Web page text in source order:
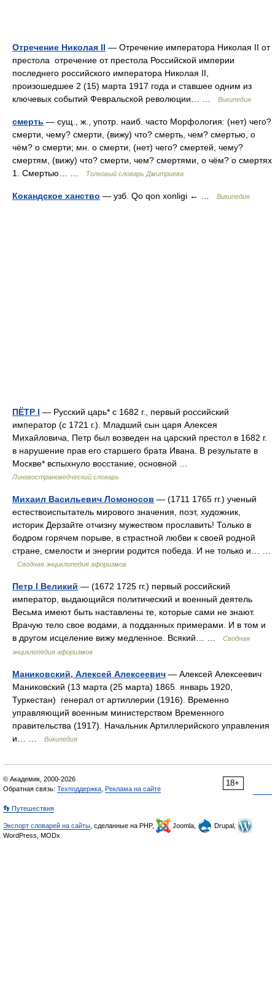
Отречение Николая II — Отречение императора Николая II от
престола отречение от престола Российской империи
последнего российского императора Николая II,
произошедшее 2 (15) марта 1917 года и ставшее одним из
ключевых событий Февральской революции… …
Википедия
смерть — сущ., ж., употр. наиб. часто Морфология: (нет) чего?
смерти, чему? смерти, (вижу) что? смерть, чем? смертью, о
чём? о смерти; мн. о смерти, (нет) чего? смертей, чему?
смертям, (вижу) что? смерти, чем? смертями, о чём? о смертях
1. Смертью… …
Толковый словарь Дмитриева
Кокандское ханство — узб. Qo qon xonligi ← … Википедия
ПЁТР I — Русский царь* с 1682 г., первый российский
император (с 1721 г.). Младший сын царя Алексея
Михайловича, Петр был возведен на царский престол в 1682 г.
в нарушение прав его старшего брата Ивана. В результате в
Москве* вспыхнуло восстание, основной …
Лингвострановедческий словарь
Михаил Васильевич Ломоносов — (1711 1765 гг.) ученый
естествоиспытатель мирового значения, поэт, художник,
историк Дерзайте отчизну мужеством прославить! Только в
бодром горячем порыве, в страстной любви к своей родной
стране, смелости и энергии родится победа. И не только и… …
Сводная энциклопедия афоризмов
Петр I Великий — (1672 1725 гг.) первый российский
император, выдающийся политический и военный деятель
Весьма имеют быть наставлены те, которые сами не знают.
Врачую тело свое водами, а подданных примерами. И в том и
в другом исцеление вижу медленное. Всякий… …
Сводная
энциклопедия афоризмов
Маниковский, Алексей Алексеевич — Алексей Алексеевич
Маниковский (13 марта (25 марта) 1865 январь 1920,
Туркестан) генерал от артиллерии (1916). Временно
управляющий военным министерством Временного
правительства (1917). Начальник Артиллерийского управления
и… …
Википедия
18+
© Академик, 2000-2026
Обратная связь: Техподдержка Реклама на сайте
👣 Путешествия
Экспорт словарей на сайты , сделанные на PHP, Joomla,
Drupal,
WordPress, MODx.